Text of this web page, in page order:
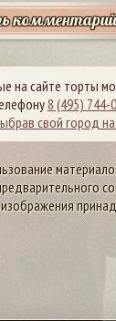
комментарий
на сайте торты
8 (495) 744-
свой город на